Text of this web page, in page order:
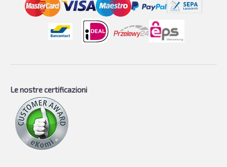
Le nostre certificazioni